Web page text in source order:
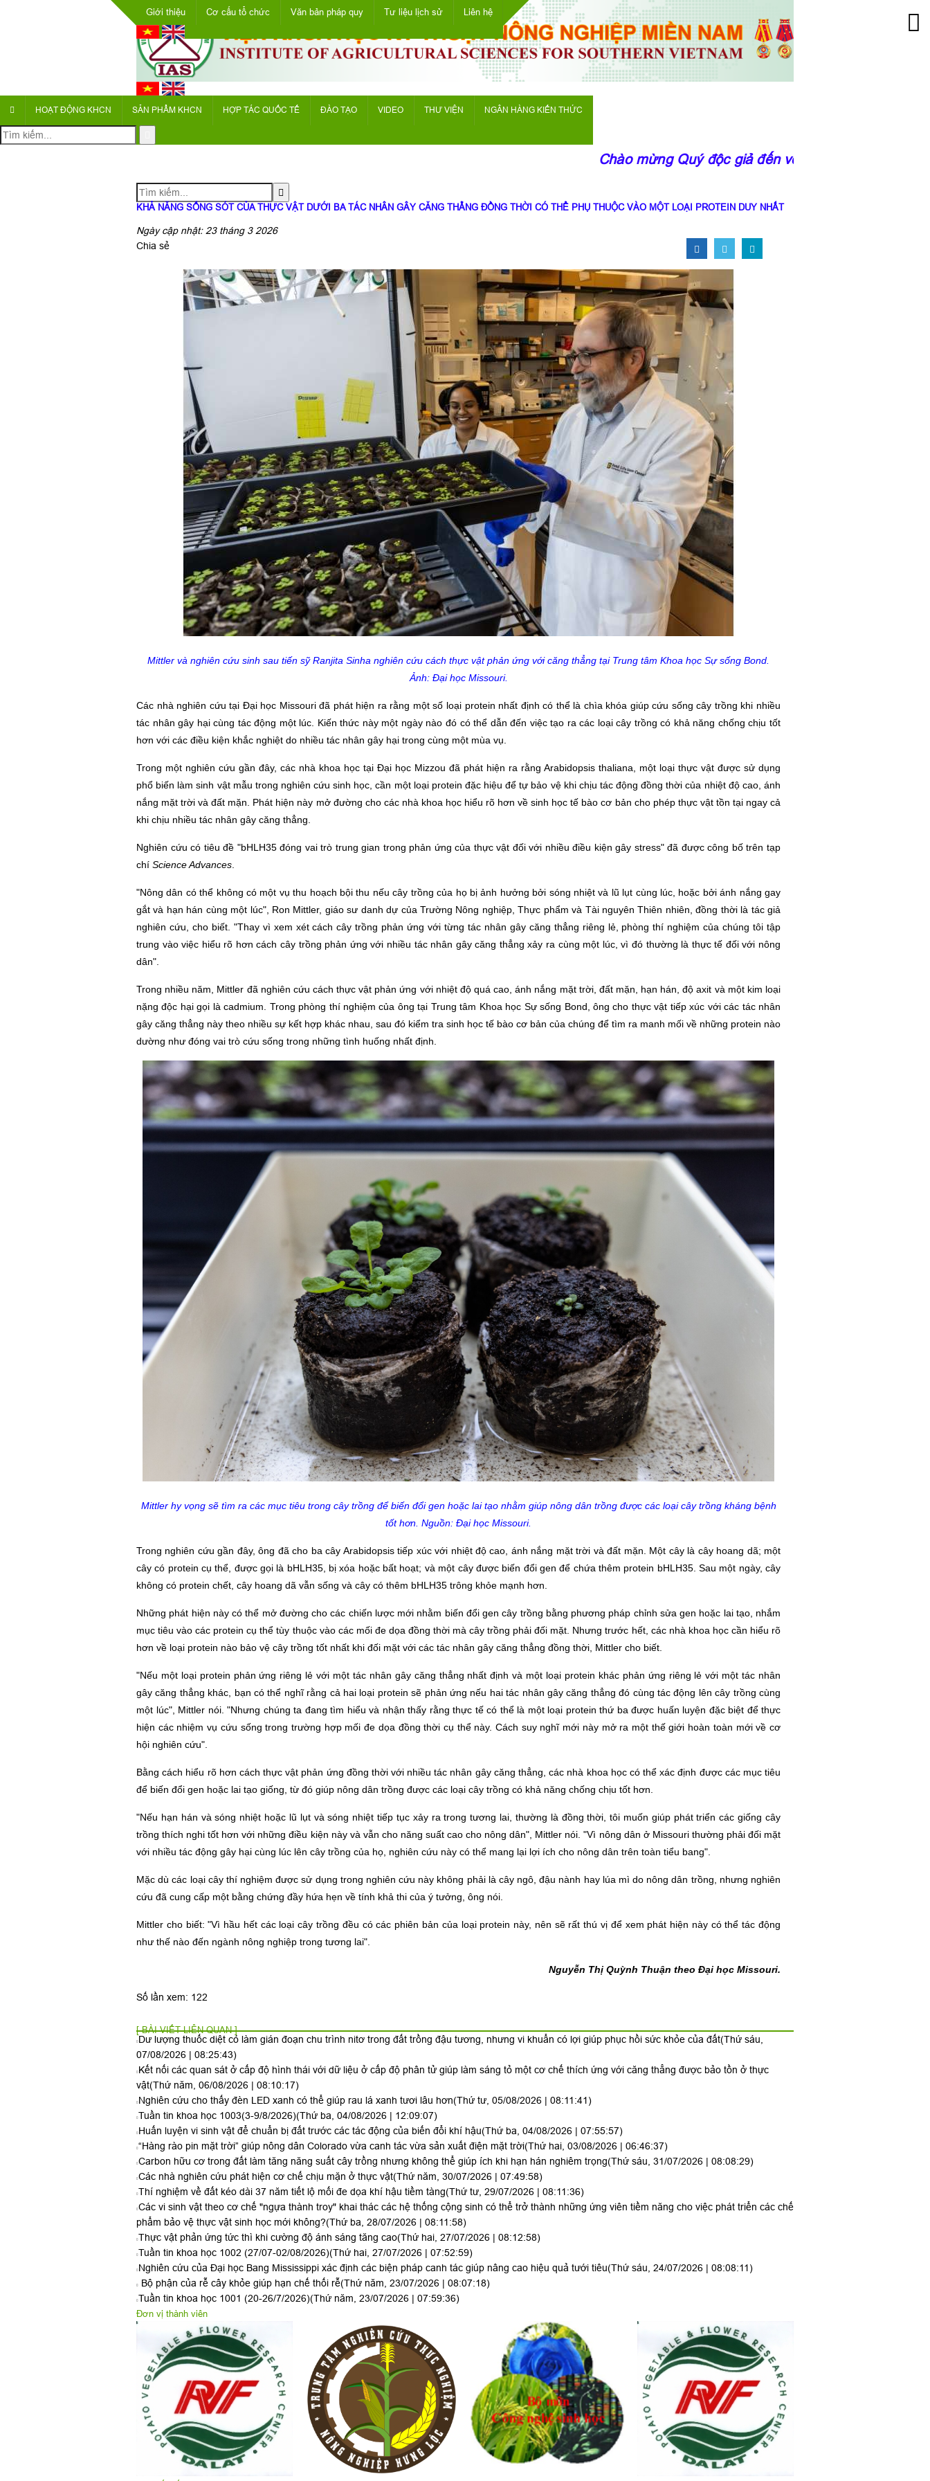
Giới thiệu Cơ cấu tổ chức Văn bản pháp quy Tư liệu lịch sử Liên hệ
HOẠT ĐỘNG KHCN SẢN PHẨM KHCN HỢP TÁC QUỐC TẾ ĐÀO TẠO VIDEO THƯ VIỆN NGÂN HÀNG KIẾN THỨC
Chào mừng Quý độc giả đến với trang thông tin của
KHẢ NĂNG SỐNG SÓT CỦA THỰC VẬT DƯỚI BA TÁC NHÂN GÂY CĂNG THẲNG ĐỒNG THỜI CÓ THỂ PHỤ THUỘC VÀO MỘT LOẠI PROTEIN DUY NHẤT
Ngày cập nhật: 23 tháng 3 2026
Chia sẻ
Mittler và nghiên cứu sinh sau tiến sỹ Ranjita Sinha nghiên cứu cách thực vật phản ứng với căng thẳng tại Trung tâm Khoa học Sự sống Bond.
Ảnh: Đại học Missouri.
Các nhà nghiên cứu tại Đại học Missouri đã phát hiện ra rằng một số loại protein nhất định có thể là chìa khóa giúp cứu sống cây trồng khi nhiều
tác nhân gây hại cùng tác động một lúc. Kiến thức này một ngày nào đó có thể dẫn đến việc tạo ra các loại cây trồng có khả năng chống chịu tốt
hơn với các điều kiện khắc nghiệt do nhiều tác nhân gây hại trong cùng một mùa vụ.
Trong một nghiên cứu gần đây, các nhà khoa học tại Đại học Mizzou đã phát hiện ra rằng Arabidopsis thaliana, một loại thực vật được sử dụng
phổ biến làm sinh vật mẫu trong nghiên cứu sinh học, cần một loại protein đặc hiệu để tự bảo vệ khi chịu tác động đồng thời của nhiệt độ cao, ánh
nắng mặt trời và đất mặn. Phát hiện này mở đường cho các nhà khoa học hiểu rõ hơn về sinh học tế bào cơ bản cho phép thực vật tồn tại ngay cả
khi chịu nhiều tác nhân gây căng thẳng.
Nghiên cứu có tiêu đề "bHLH35 đóng vai trò trung gian trong phản ứng của thực vật đối với nhiều điều kiện gây stress" đã được công bố trên tạp
chí Science Advances
"Nông dân có thể không có một vụ thu hoạch bội thu nếu cây trồng của họ bị ảnh hưởng bởi sóng nhiệt và lũ lụt cùng lúc, hoặc bởi ánh nắng gay
gắt và hạn hán cùng một lúc", Ron Mittler, giáo sư danh dự của Trường Nông nghiệp, Thực phẩm và Tài nguyên Thiên nhiên, đồng thời là tác giả
nghiên cứu, cho biết. "Thay vì xem xét cách cây trồng phản ứng với từng tác nhân gây căng thẳng riêng lẻ, phòng thí nghiệm của chúng tôi tập
trung vào việc hiểu rõ hơn cách cây trồng phản ứng với nhiều tác nhân gây căng thẳng xảy ra cùng một lúc, vì đó thường là thực tế đối với nông
dân"
Trong nhiều năm, Mittler đã nghiên cứu cách thực vật phản ứng với nhiệt độ quá cao, ánh nắng mặt trời, đất mặn, hạn hán, độ axit và một kim loại
nặng độc hại gọi là cadmium. Trong phòng thí nghiệm của ông tại Trung tâm Khoa học Sự sống Bond, ông cho thực vật tiếp xúc với các tác nhân
gây căng thẳng này theo nhiều sự kết hợp khác nhau, sau đó kiểm tra sinh học tế bào cơ bản của chúng để tìm ra manh mối về những protein nào
dường như đóng vai trò cứu sống trong những tình huống nhất định.
Mittler hy vọng sẽ tìm ra các mục tiêu trong cây trồng để biến đổi gen hoặc lai tạo nhằm giúp nông dân trồng được các loại cây trồng kháng bệnh
tốt hơn. Nguồn: Đại học Missouri.
Trong nghiên cứu gần đây, ông đã cho ba cây Arabidopsis tiếp xúc với nhiệt độ cao, ánh nắng mặt trời và đất mặn. Một cây là cây hoang dã; một
cây có protein cụ thể, được gọi là bHLH35, bị xóa hoặc bất hoạt; và một cây được biến đổi gen để chứa thêm protein bHLH35. Sau một ngày, cây
không có protein chết, cây hoang dã vẫn sống và cây có thêm bHLH35 trông khỏe mạnh hơn.
Những phát hiện này có thể mở đường cho các chiến lược mới nhằm biến đổi gen cây trồng bằng phương pháp chỉnh sửa gen hoặc lai tạo, nhắm
mục tiêu vào các protein cụ thể tùy thuộc vào các mối đe dọa đồng thời mà cây trồng phải đối mặt. Nhưng trước hết, các nhà khoa học cần hiểu rõ
hơn về loại protein nào bảo vệ cây trồng tốt nhất khi đối mặt với các tác nhân gây căng thẳng đồng thời, Mittler cho biết.
"Nếu một loại protein phản ứng riêng lẻ với một tác nhân gây căng thẳng nhất định và một loại protein khác phản ứng riêng lẻ với một tác nhân
gây căng thẳng khác, bạn có thể nghĩ rằng cả hai loại protein sẽ phản ứng nếu hai tác nhân gây căng thẳng đó cùng tác động lên cây trồng cùng
một lúc", Mittler nói. "Nhưng chúng ta đang tìm hiểu và nhận thấy rằng thực tế có thể là một loại protein thứ ba được huấn luyện đặc biệt để thực
hiện các nhiệm vụ cứu sống trong trường hợp mối đe dọa đồng thời cụ thể này. Cách suy nghĩ mới này mở ra một thế giới hoàn toàn mới về cơ
hội nghiên cứu"
Bằng cách hiểu rõ hơn cách thực vật phản ứng đồng thời với nhiều tác nhân gây căng thẳng, các nhà khoa học có thể xác định được các mục tiêu
để biến đổi gen hoặc lai tạo giống, từ đó giúp nông dân trồng được các loại cây trồng có khả năng chống chịu tốt hơn.
"Nếu hạn hán và sóng nhiệt hoặc lũ lụt và sóng nhiệt tiếp tục xảy ra trong tương lai, thường là đồng thời, tôi muốn giúp phát triển các giống cây
trồng thích nghi tốt hơn với những điều kiện này và vẫn cho năng suất cao cho nông dân" Mittler nói. "Vì nông dân ở Missouri thường phải đối mặt
với nhiều tác động gây hại cùng lúc lên cây trồng của họ, nghiên cứu này có thể mang lại lợi ích cho nông dân trên toàn tiểu bang"
Mặc dù các loại cây thí nghiệm được sử dụng trong nghiên cứu này không phải là cây ngô, đậu nành hay lúa mì do nông dân trồng, nhưng nghiên
cứu đã cung cấp một bằng chứng đầy hứa hẹn về tính khả thi của ý tưởng, ông nói.
Mittler cho biết:"Vì hầu hết các loại cây trồng đều có các phiên bản của loại protein này, nên sẽ rất thú vị để xem phát hiện này có thể tác động
như thế nào đến ngành nông nghiệp trong tương lai"
Nguyễn Thị Quỳnh Thuận theo Đại học Missouri.
Số lần xem: 122
[ BÀI VIẾT LIÊN QUAN ]
Dư lượng thuốc diệt cỏ làm gián đoạn chu trình nitơ trong đất trồng đậu tương, nhưng vi khuẩn có lợi giúp phục hồi sức khỏe của đất(Thứ sáu,
07/08/2026 | 08:25:43)
Kết nối các quan sát ở cấp độ hình thái với dữ liệu ở cấp độ phân tử giúp làm sáng tỏ một cơ chế thích ứng với căng thẳng được bảo tồn ở thực
vật(Thứ năm, 06/08/2026 | 08:10:17)
Nghiên cứu cho thấy đèn LED xanh có thể giúp rau lá xanh tươi lâu hơn(Thứ tư, 05/08/2026 | 08:11:41)
Tuần tin khoa học 1003(3-9/8/2026)(Thứ ba, 04/08/2026 | 12:09:07)
Huấn luyện vi sinh vật để chuẩn bị đất trước các tác động của biến đổi khí hậu(Thứ ba, 04/08/2026 | 07:55:57)
“Hàng rào pin mặt trời” giúp nông dân Colorado vừa canh tác vừa sản xuất điện mặt trời(Thứ hai, 03/08/2026 | 06:46:37)
Carbon hữu cơ trong đất làm tăng năng suất cây trồng nhưng không thể giúp ích khi hạn hán nghiêm trọng(Thứ sáu, 31/07/2026 | 08:08:29)
Các nhà nghiên cứu phát hiện cơ chế chịu mặn ở thực vật(Thứ năm, 30/07/2026 | 07:49:58)
Thí nghiệm về đất kéo dài 37 năm tiết lộ mối đe dọa khí hậu tiềm tàng(Thứ tư, 29/07/2026 | 08:11:36)
Các vi sinh vật theo cơ chế "ngựa thành troy" khai thác các hệ thống cộng sinh có thể trở thành những ứng viên tiềm năng cho việc phát triển các chế
phẩm bảo vệ thực vật sinh học mới không?(Thứ ba, 28/07/2026 | 08:11:58)
Thực vật phản ứng tức thì khi cường độ ánh sáng tăng cao(Thứ hai, 27/07/2026 | 08:12:58)
Tuần tin khoa học 1002 (27/07-02/08/2026)(Thứ hai, 27/07/2026 | 07:52:59)
Nghiên cứu của Đại học Bang Mississippi xác định các biện pháp canh tác giúp nâng cao hiệu quả tưới tiêu(Thứ sáu, 24/07/2026 | 08:08:11)
Bộ phận của rễ cây khỏe giúp hạn chế thối rễ(Thứ năm, 23/07/2026 | 08:07:18)
Tuần tin khoa học 1001 (20-26/7/2026)(Thứ năm, 23/07/2026 | 07:59:36)
Đơn vị thành viên